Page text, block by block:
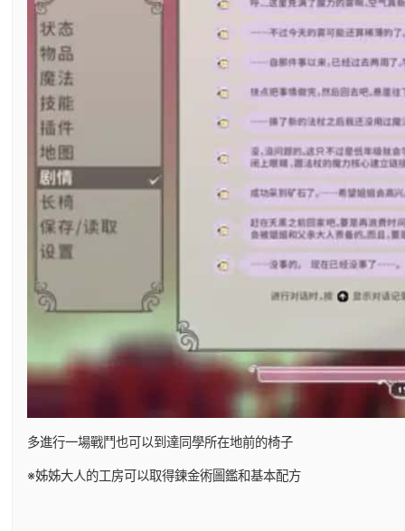
多進行一場戰鬥也可以到達同學所在地前的椅子
※姊姊大人的工房可以取得鍊金術圖鑑和基本配方